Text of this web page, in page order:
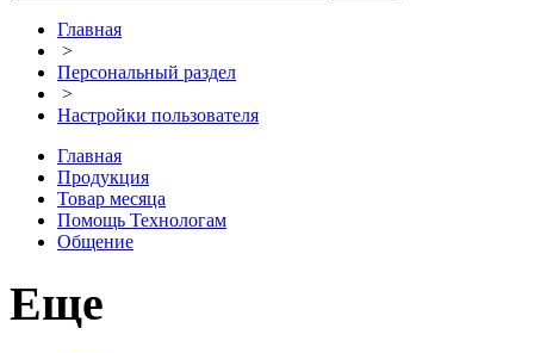
Главная
>
Персональный раздел
>
Настройки пользователя
Главная
Продукция
Товар месяца
Помощь Технологам
Общение
Еще